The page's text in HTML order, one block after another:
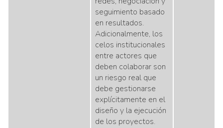
seguimiento basado
en resultados.
Adicionalmente, los
celos institucionales
entre actores que
deben colaborar son
un riesgo real que
debe gestionarse
explícitamente en el
diseño y la ejecución
de los proyectos.